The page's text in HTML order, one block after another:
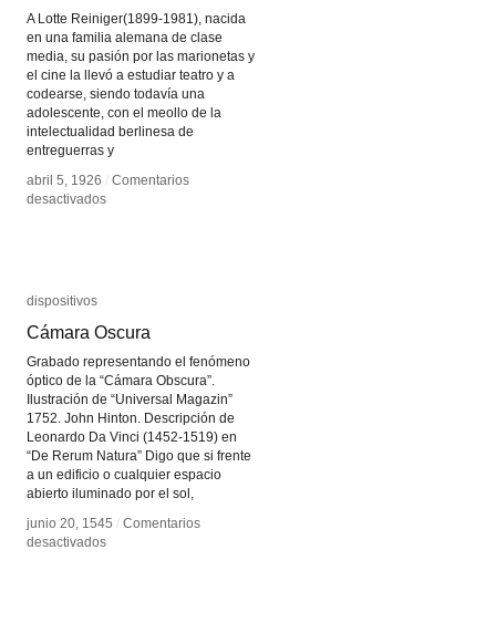
A Lotte Reiniger(1899-1981), nacida
en una familia alemana de clase
media, su pasión por las marionetas y
el cine la llevó a estudiar teatro y a
codearse, siendo todavía una
adolescente, con el meollo de la
intelectualidad berlinesa de
entreguerras y
abril 5, 1926 / Comentarios
desactivadosen
abril 5, 1926 / Comentarios
desactivadosen
dispositivos
Cámara Oscura
Grabado representando el fenómeno
óptico de la “Cámara Obscura”.
Ilustración de “Universal Magazin”
1752. John Hinton. Descripción de
Leonardo Da Vinci (1452-1519) en
“De Rerum Natura” Digo que si frente
a un edificio o cualquier espacio
abierto iluminado por el sol,
junio 20, 1545 / Comentarios
desactivadosen
dispositivos
Cámara Oscura
junio 20, 1545 / Comentarios
desactivadosen